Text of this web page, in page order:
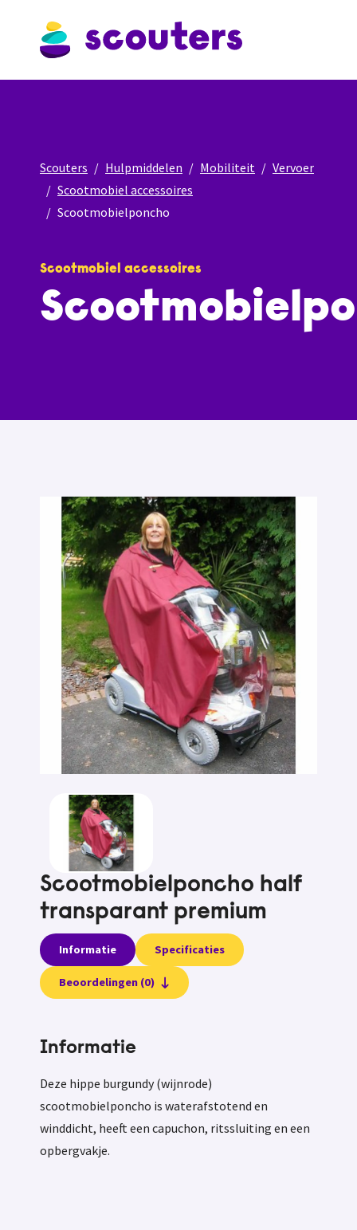
Scouters Hulpmiddelen Mobiliteit
Vervoer
Scootmobiel accessoires
Scootmobielponcho
Scootmobiel accessoires
Scootmobielponcho half
transparant premium
Informatie Specificaties
Beoordelingen (0)
Informatie
Deze hippe burgundy (wijnrode)
scootmobielponcho is waterafstotend en
winddicht, heeft een capuchon, ritssluiting en een
opbergvakje.